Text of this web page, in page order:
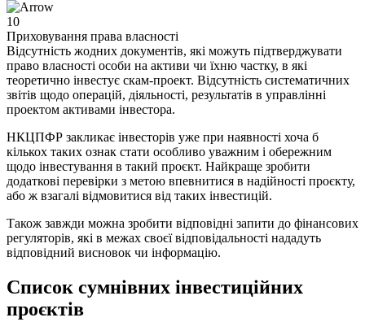
10
Приховування права власності
Відсутність жодних документів, які можуть підтверджувати
право власності особи на активи чи їхню частку, в які
теоретично інвестує скам-проект. Відсутність систематичних
звітів щодо операцій, діяльності, результатів в управлінні
проектом активами інвестора.
НКЦПФР закликає інвесторів уже при наявності хоча б
кількох таких ознак стати особливо уважним і обережним
щодо інвестування в такий проєкт. Найкраще зробити
додаткові перевірки з метою впевнитися в надійності проєкту,
або ж взагалі відмовитися від таких інвестицій.
Також завжди можна зробити відповідні запити до фінансових
регуляторів, які в межах своєї відповідальності нададуть
відповідний висновок чи інформацію.
Список сумнівних інвестиційних
проєктів